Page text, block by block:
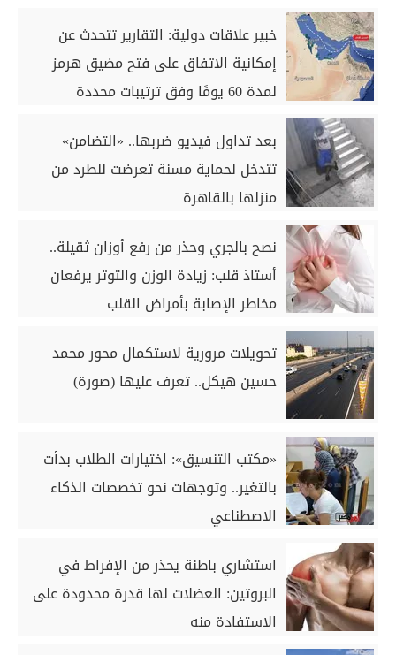
خبير علاقات دولية: التقارير تتحدث عن
إمكانية الاتفاق على فتح مضيق هرمز
لمدة 60 يومًا وفق ترتيبات محددة
بعد تداول فيديو ضربها.. «التضامن»
تتدخل لحماية مسنة تعرضت للطرد من
منزلها بالقاهرة
نصح بالجري وحذر من رفع أوزان ثقيلة..
أستاذ قلب: زيادة الوزن والتوتر يرفعان
مخاطر الإصابة بأمراض القلب
تحويلات مرورية لاستكمال محور محمد
حسين هيكل.. تعرف عليها (صورة)
«مكتب التنسيق»: اختيارات الطلاب بدأت
بالتغير.. وتوجهات نحو تخصصات الذكاء
الاصطناعي
استشاري باطنة يحذر من الإفراط في
البروتين: العضلات لها قدرة محدودة على
الاستفادة منه